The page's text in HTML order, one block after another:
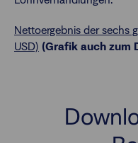
Nettoergebnis der sechs
USD) (Grafik auch zum